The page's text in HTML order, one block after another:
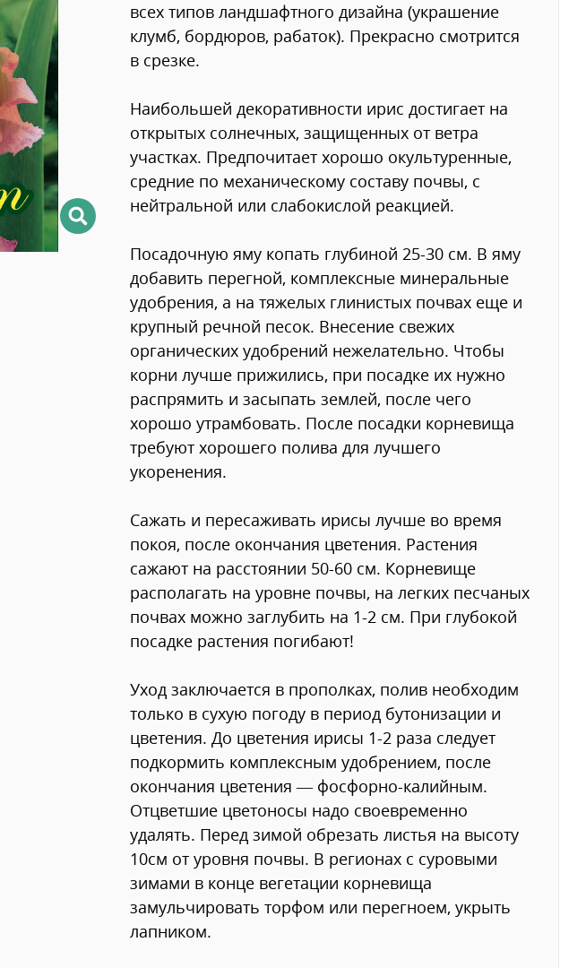
всех типов ландшафтного дизайна (украшение
клумб, бордюров, рабаток). Прекрасно смотрится
в срезке.
Наибольшей декоративности ирис достигает на
открытых солнечных, защищенных от ветра
участках. Предпочитает хорошо окультуренные,
средние по механическому составу почвы, с
нейтральной или слабокислой реакцией.
Посадочную яму копать глубиной 25-30 см. В яму
добавить перегной, комплексные минеральные
удобрения, а на тяжелых глинистых почвах еще и
крупный речной песок. Внесение свежих
органических удобрений нежелательно. Чтобы
корни лучше прижились, при посадке их нужно
распрямить и засыпать землей, после чего
хорошо утрамбовать. После посадки корневища
требуют хорошего полива для лучшего
укоренения.
Сажать и пересаживать ирисы лучше во время
покоя, после окончания цветения. Растения
сажают на расстоянии 50-60 см. Корневище
располагать на уровне почвы, на легких песчаных
почвах можно заглубить на 1-2 см. При глубокой
посадке растения погибают!
Уход заключается в прополках, полив необходим
только в сухую погоду в период бутонизации и
цветения. До цветения ирисы 1-2 раза следует
подкормить комплексным удобрением, после
окончания цветения — фосфорно-калийным.
Отцветшие цветоносы надо своевременно
удалять. Перед зимой обрезать листья на высоту
10см от уровня почвы. В регионах с суровыми
зимами в конце вегетации корневища
замульчировать торфом или перегноем, укрыть
лапником.